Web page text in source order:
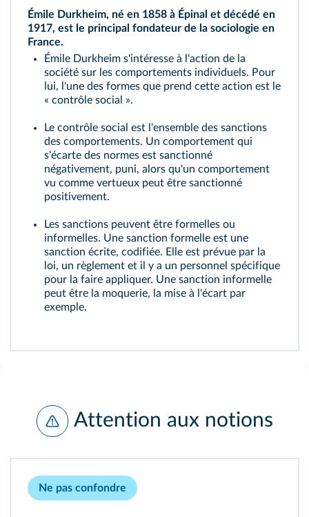
Émile Durkheim, né en 1858 à Épinal et décédé en
1917, est le principal fondateur de la sociologie en
France.
Émile Durkheim s'intéresse à l'action de la
société sur les comportements individuels. Pour
lui, l'une des formes que prend cette action est le
« contrôle social ».
Le contrôle social est l'ensemble des sanctions
des comportements. Un comportement qui
s'écarte des normes est sanctionné
négativement, puni, alors qu'un comportement
vu comme vertueux peut être sanctionné
positivement.
Les sanctions peuvent être formelles ou
informelles. Une sanction formelle est une
sanction écrite, codifiée. Elle est prévue par la
loi, un règlement et il y a un personnel spécifique
pour la faire appliquer. Une sanction informelle
peut être la moquerie, la mise à l'écart par
exemple.
Attention aux notions
Ne pas confondre